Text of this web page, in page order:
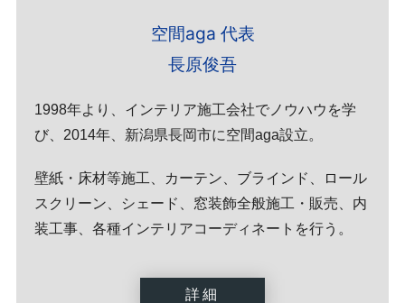
空間aga 代表
長原俊吾
1998年より、インテリア施工会社でノウハウを学
び、2014年、新潟県長岡市に空間aga設立。
壁紙・床材等施工、カーテン、ブラインド、ロール
スクリーン、シェード、窓装飾全般施工・販売、内
装工事、各種インテリアコーディネートを行う。
詳細